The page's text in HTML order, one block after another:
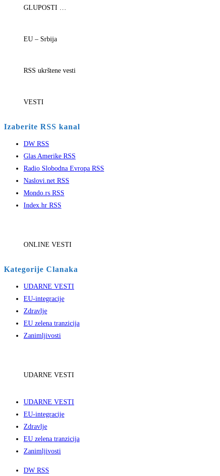
GLUPOSTI …
EU – Srbija
RSS ukrštene vesti
VESTI
Izaberite RSS kanal
DW RSS
Glas Amerike RSS
Radio Slobodna Evropa RSS
Naslovi.net RSS
Mondo.rs RSS
Index.hr RSS
ONLINE VESTI
Kategorije Clanaka
UDARNE VESTI
EU-integracije
Zdravlje
EU zelena tranzicija
Zanimljivosti
UDARNE VESTI
UDARNE VESTI
EU-integracije
Zdravlje
EU zelena tranzicija
Zanimljivosti
DW RSS